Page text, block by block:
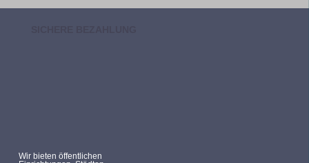
Wir bieten öffentlichen